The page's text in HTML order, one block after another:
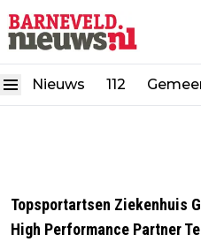
Nieuws 112
Topsportartsen Ziekenhuis
High Performance Partner